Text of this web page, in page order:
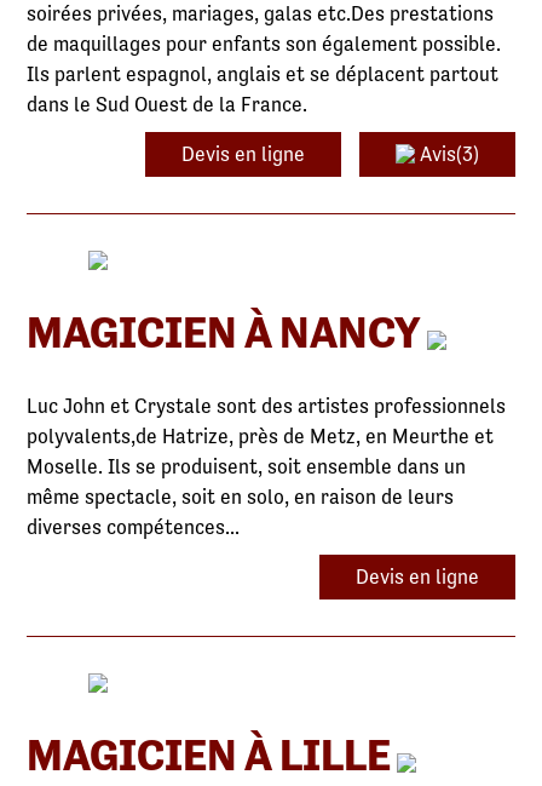
soirées privées, mariages, galas etc.Des prestations
de maquillages pour enfants son également possible.
Ils parlent espagnol, anglais et se déplacent partout
dans le Sud Ouest de la France.
Devis en ligne Avis(3)
MAGICIEN À NANCY
Luc John et Crystale sont des artistes professionnels
polyvalents,de Hatrize, près de Metz, en Meurthe et
Moselle. Ils se produisent, soit ensemble dans un
même spectacle, soit en solo, en raison de leurs
diverses compétences...
Devis en ligne
MAGICIEN À LILLE